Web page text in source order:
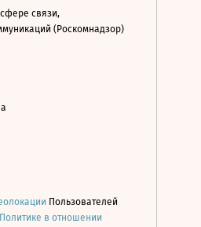
связи,
(Роскомнадзор)
Пользователей
Политике в отношении